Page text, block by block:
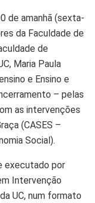
de amanhã (sexta-
da Faculdade de
de
Maria Paula
e Ensino e
– pelas
as intervenções
(CASES –
Social).
executado por
Intervenção
UC, num formato